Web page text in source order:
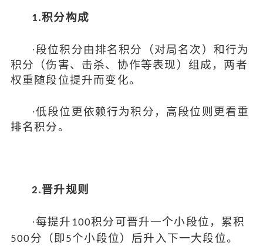
1.积分构成
·段位积分由排名积分（对局名次）和行为
积分（伤害、击杀、协作等表现）组成，两者
权重随段位提升而变化。
·低段位更依赖行为积分，高段位则更看重
排名积分。
2.晋升规则
·每提升 100积分可晋升一个小段位，累积
500 分（即 5个小段位）后升入下一大段位。